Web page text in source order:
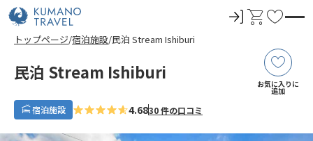
ロ カ お
に
入
り
トップページ 宿泊施設 民泊 Stream Ishiburi
民泊 Stream Ishiburi
お気に入りに
追加
宿泊施設 4.6830 件の口コミ